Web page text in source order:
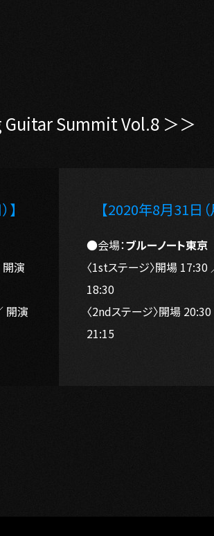
Guitar Summit Vol.8 ＞＞
開演
開演
【2020年8月31日（
●会場：ブルーノート東京
〈1stステージ〉開場 17:30
18:30
〈2ndステージ〉開場
21:15